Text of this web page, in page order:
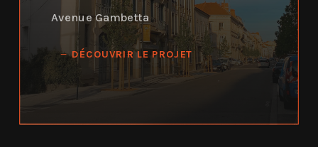
Avenue Gambetta
DÉCOUVRIR LE PROJET